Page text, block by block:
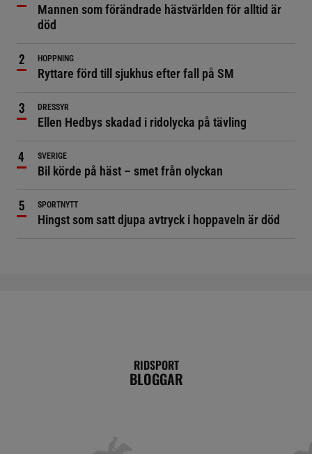
Mannen som förändrade hästvärlden för alltid är
död
HOPPNING
Ryttare förd till sjukhus efter fall på SM
DRESSYR
Ellen Hedbys skadad i ridolycka på tävling
SVERIGE
Bil körde på häst – smet från olyckan
SPORTNYTT
Hingst som satt djupa avtryck i hoppaveln är död
RIDSPORT
BLOGGAR